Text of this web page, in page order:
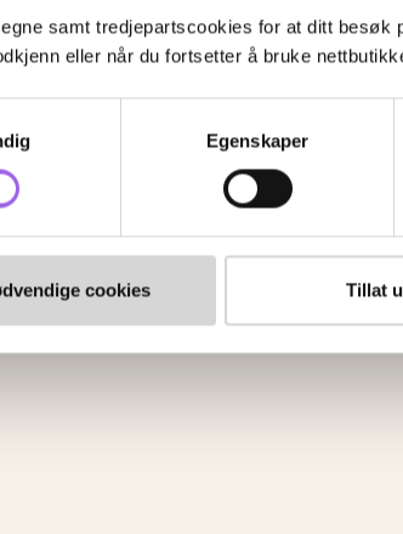
samt tredjepartscookies for at ditt
eller når du fortsetter å bruke
Egenskaper
cookies Tillat
forretningsdrift
hos oss
med oss
VITA Venn